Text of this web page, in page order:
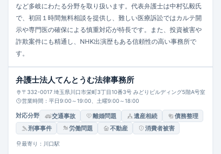
など多岐にわたる分野を取り扱います。代表弁護士は中村弘毅氏
で、初回１時間無料相談を提供し、難しい医療訴訟ではカルテ開
示や専門医の確保による慎重対応が特長です。また、投資被害や
詐欺案件にも精通し、NHK出演歴もある信頼性の高い事務所で
す。
弁護士法人てんとうむ法律事務所
〒332-0017 埼玉県川口市栄町3丁目10番3号 みどりビルディング5階A号室
営業時間：平日9:00～19:00、土曜9:00～18:00
対応分野 交通事故 離婚問題 遺産相続
債務整理
刑事事件
労働問題 不動産 消費者被害
最寄り：川口駅